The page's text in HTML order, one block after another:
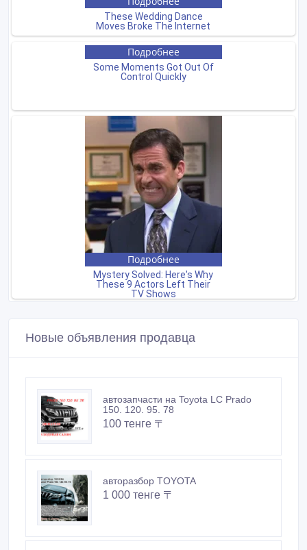
Новые объявления продавца
автозапчасти на Toyota LC Prado
150. 120. 95. 78
100 тенге 〒
авторазбор TOYOTA
1 000 тенге 〒